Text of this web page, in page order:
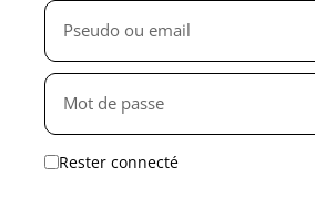
Rester connecté